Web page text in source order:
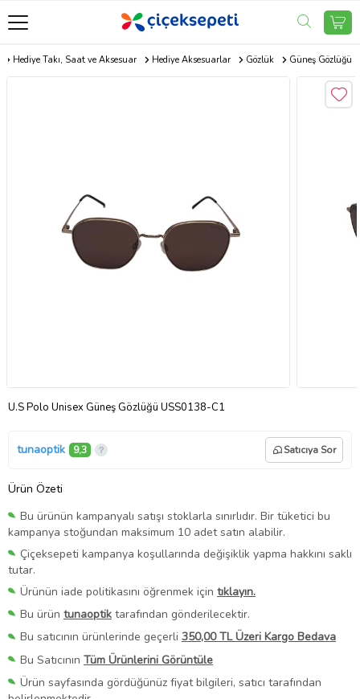
Hediye Takı, Saat ve Aksesuar Hediye Aksesuarlar Gözlük Güneş Gözlüğü
U.S Polo Unisex Güneş Gözlüğü USS0138-C1
tunaoptik 9,3 Satıcıya Sor
Ürün Özeti
Bu ürünün kampanyalı satışı stoklarla sınırlıdır. Bir tüketici bu
kampanya stoğundan maksimum 10 adet satın alabilir.
Çiçeksepeti kampanya koşullarında değişiklik yapma hakkını saklı
tutar.
Ürünün iade politikasını öğrenmek için tıklayın.
Bu ürün tunaoptik tarafından gönderilecektir.
Bu satıcının ürünlerinde geçerli 350,00 TL Üzeri Kargo Bedava
Bu Satıcının Tüm Ürünlerini Görüntüle
Ürün sayfasında gördüğünüz fiyat bilgileri, satıcı tarafından